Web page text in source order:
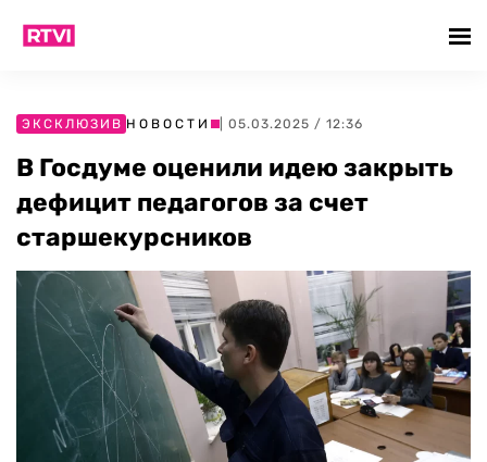
ЭКСКЛЮЗИВ НОВОСТИ | 05.03.2025 / 12:36
В Госдуме оценили идею закрыть
дефицит педагогов за счет
старшекурсников